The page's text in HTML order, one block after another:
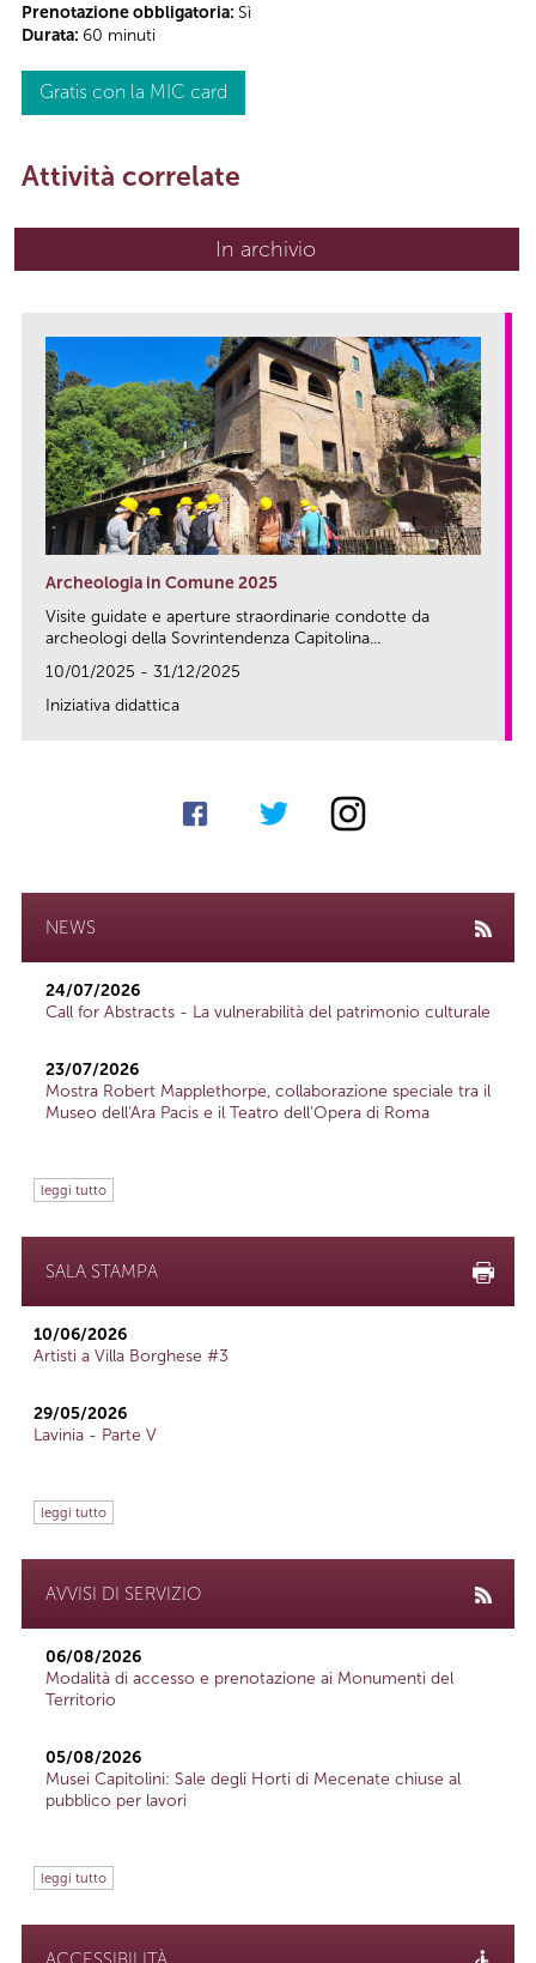
Prenotazione obbligatoria: Sì
Durata: 60 minuti
Gratis con la MIC card
Attività correlate
In archivio
Archeologia in Comune 2025
Visite guidate e aperture straordinarie condotte da
archeologi della Sovrintendenza Capitolina...
10/01/2025 - 31/12/2025
Iniziativa didattica
NEWS
24/07/2026
Call for Abstracts - La vulnerabilità del patrimonio culturale
23/07/2026
Mostra Robert Mapplethorpe, collaborazione speciale tra il
Museo dell'Ara Pacis e il Teatro dell'Opera di Roma
leggi tutto
SALA STAMPA
10/06/2026
Artisti a Villa Borghese #3
29/05/2026
Lavinia - Parte V
leggi tutto
AVVISI DI SERVIZIO
06/08/2026
Modalità di accesso e prenotazione ai Monumenti del
Territorio
05/08/2026
Musei Capitolini: Sale degli Horti di Mecenate chiuse al
pubblico per lavori
leggi tutto